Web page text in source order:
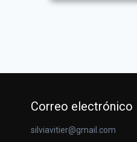
Correo electrónico
silviavitier@gmail.com